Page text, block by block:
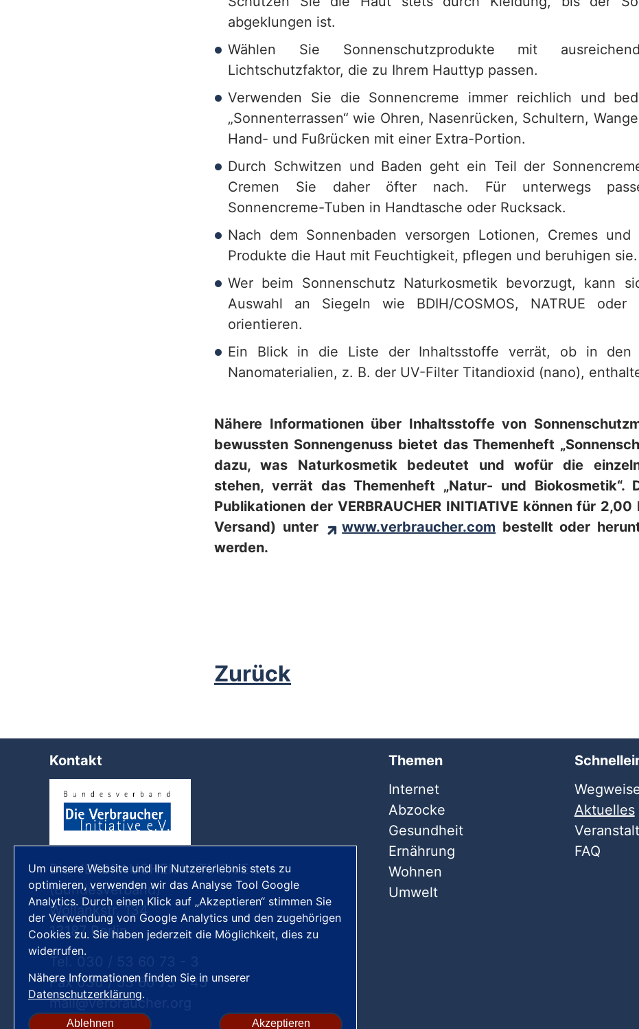
abgeklungen ist.
Wählen Sie Sonnenschutzprodukte mit
Lichtschutzfaktor, die zu Ihrem Hauttyp passen.
Verwenden Sie die Sonnencreme immer reichlich und
„Sonnenterrassen“ wie Ohren, Nasenrücken, Schultern,
Hand- und Fußrücken mit einer Extra-Portion.
Durch Schwitzen und Baden geht ein Teil der
Cremen Sie daher öfter nach. Für unterwegs
Sonnencreme-Tuben in Handtasche oder Rucksack.
Nach dem Sonnenbaden versorgen Lotionen, Cremes und
Produkte die Haut mit Feuchtigkeit, pflegen und beruhigen sie.
Wer beim Sonnenschutz Naturkosmetik bevorzugt, kann
Auswahl an Siegeln wie BDIH/COSMOS, NATRUE
orientieren.
Ein Blick in die Liste der Inhaltsstoffe verrät, ob in den
Nanomaterialien, z. B. der UV-Filter Titandioxid (nano),
Nähere Informationen über Inhaltsstoffe von
bewussten Sonnengenuss bietet das Themenheft
dazu, was Naturkosmetik bedeutet und wofür die
stehen, verrät das Themenheft „Natur- und Biokosmetik“.
Publikationen der VERBRAUCHER INITIATIVE können für 2,00
Versand) unter
www.verbraucher.com bestellt oder
werden.
Zurück
Kontakt
Die VERBRAUCHER INITIATIVE e.V.
(Bundesverband)
Wollankstr. 134
13187 Berlin
Fax 030 / 53 60 73 - 45
mail
verbraucher
Themen
Internet
Abzocke
Gesundheit
Ernährung
Wohnen
Umwelt
Aktuelles
FAQ
Um unsere Website und Ihr Nutzererlebnis stets zu
optimieren, verwenden wir das Analyse Tool Google
Analytics. Durch einen Klick auf „Akzeptieren“ stimmen Sie
der Verwendung von Google Analytics und den zugehörigen
Cookies zu. Sie haben jederzeit die Möglichkeit, dies zu
widerrufen.
Nähere Informationen finden Sie in unserer
Datenschutzerklärung.
Ablehnen Akzeptieren